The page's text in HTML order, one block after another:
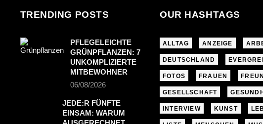
TRENDING POSTS
PFLEGELEICHTE
GRÜNPFLANZEN: 7
UNKOMPLIZIERTE
MITBEWOHNER
06/08/2026
JEDE:R FÜNFTE
EINSAM: WARUM
OUR HASHTAGS
ALLTAG ANZEIGE
DEUTSCHLAND
FOTOS FRAUEN
GESELLSCHAFT
INTERVIEW KUNST